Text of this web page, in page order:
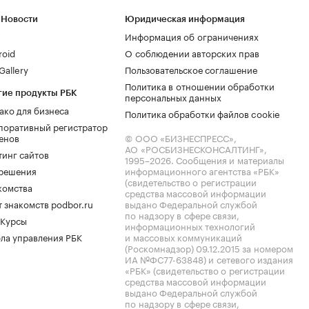
продукты РБК
для бизнеса
регистратор
сайтов
знакомств podbor.ru
управления РБК
Юридическая информация
Информация об ограничениях
О соблюдении авторских прав
Пользовательское соглашение
Политика в отношении обработки
персональных данных
Политика обработки файлов cookie
© ООО «БИЗНЕСПРЕСС»,
АО «РОСБИЗНЕСКОНСАЛТИНГ»,
1995–2026. Сообщения и материалы
информационного агентства «РБК»
(свидетельство о регистрации
средства массовой информации
выдано Федеральной службой
по надзору в сфере связи,
информационных технологий
и массовых коммуникаций
(Роскомнадзор) 09.12.2015 за номером
ИА №ФС77-63848) и сетевого издания
«РБК» (свидетельство о регистрации
средства массовой информации
выдано Федеральной службой
по надзору в сфере связи,